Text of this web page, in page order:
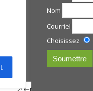
Nom
Courriel
Choisissez